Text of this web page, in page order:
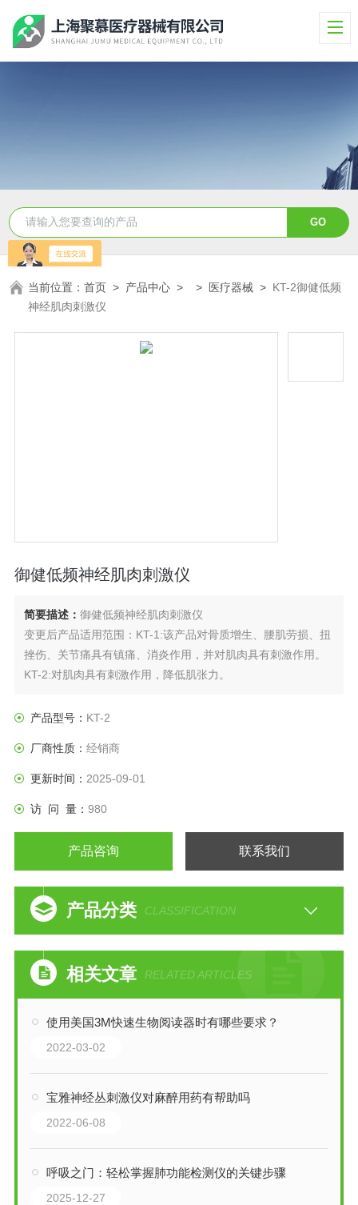
当前位置：首页 > 产品中心 > > 医疗器械 > KT-2御健低频
神经肌肉刺激仪
御健低频神经肌肉刺激仪
简要描述： 御健低频神经肌肉刺激仪
变更后产品适用范围：KT-1:该产品对骨质增生、腰肌劳损、扭
挫伤、关节痛具有镇痛、消炎作用，并对肌肉具有刺激作用。
KT-2:对肌肉具有刺激作用，降低肌张力。
产品型号： KT-2
厂商性质： 经销商
更新时间： 2025-09-01
访 问 量： 980
产品咨询 联系我们
产品分类 CLASSIFICATION
相关文章 RELATED ARTICLES
使用美国3M快速生物阅读器时有哪些要求？
2022-03-02
宝雅神经丛刺激仪对麻醉用药有帮助吗
2022-06-08
呼吸之门：轻松掌握肺功能检测仪的关键步骤
2025-12-27